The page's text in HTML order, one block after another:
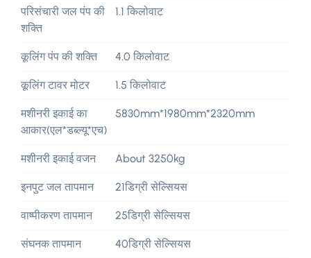
परिसंचारी जल पंप की
शक्ति
1.1 किलोवाट
कूलिंग पंप की शक्ति 4.0 किलोवाट
कूलिंग टावर मोटर 1.5 किलोवाट
मशीनरी इकाई का
आकार(एल*डब्ल्यू*एच)
5830mm*1980mm*2320mm
मशीनरी इकाई वजन About 3250kg
इनपुट जल तापमान 21डिग्री सेल्सियस
वाष्पीकरण तापमान 25डिग्री सेल्सियस
संघनक तापमान 40डिग्री सेल्सियस